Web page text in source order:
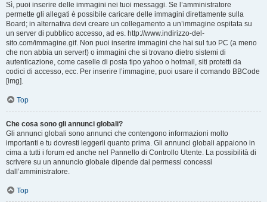
Sì, puoi inserire delle immagini nei tuoi messaggi. Se l’amministratore
permette gli allegati è possibile caricare delle immagini direttamente sulla
Board; in alternativa devi creare un collegamento a un’immagine ospitata su
un server di pubblico accesso, ad es. http://www.indirizzo-del-
sito.com/immagine.gif. Non puoi inserire immagini che hai sul tuo PC (a meno
che non abbia un server!) o immagini che si trovano dietro sistemi di
autenticazione, come caselle di posta tipo yahoo o hotmail, siti protetti da
codici di accesso, ecc. Per inserire l’immagine, puoi usare il comando BBCode
[img].
Top
Che cosa sono gli annunci globali?
Gli annunci globali sono annunci che contengono informazioni molto
importanti e tu dovresti leggerli quanto prima. Gli annunci globali appaiono in
cima a tutti i forum ed anche nel Pannello di Controllo Utente. La possibilità di
scrivere su un annuncio globale dipende dai permessi concessi
dall’amministratore.
Top